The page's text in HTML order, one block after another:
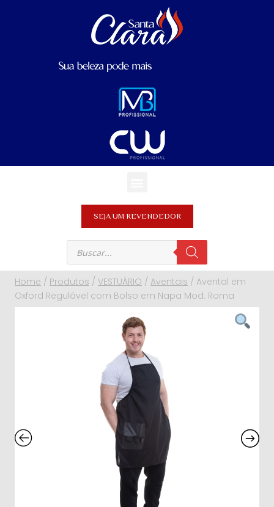
SEJA UM REVENDEDOR
Home / Produtos / VESTUÁRIO / Aventais / Avental em
Oxford Regulável com Bolso em Napa Mod. Roma